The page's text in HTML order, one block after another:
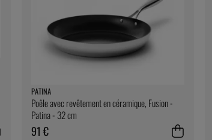
PATINA
Poêle avec revêtement en céramique, Fusion -
Patina - 32 cm
91 €